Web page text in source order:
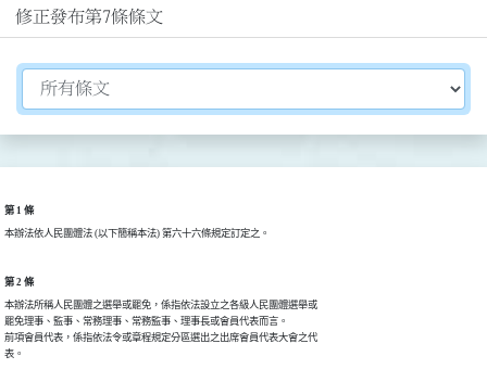
修正發布第7條條文
切換選擇法規資訊內容
第 1 條
本辦法依人民團體法 (以下簡稱本法) 第六十六條規定訂定之。
第 2 條
本辦法所稱人民團體之選舉或罷免，係指依法設立之各級人民團體選舉或
罷免理事、監事、常務理事、常務監事、理事長或會員代表而言。
前項會員代表，係指依法令或章程規定分區選出之出席會員代表大會之代
表。